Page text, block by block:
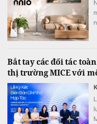
Bắt tay các đối tác
thị trường MICE với